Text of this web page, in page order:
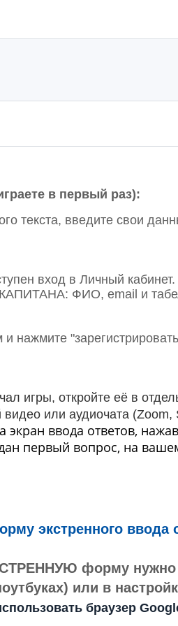
в первый раз):
текста, введите свои
вход в Личный
ФИО, email и
нажмите
игры, откройте её в
видео или аудиочата (Zoom,
ввода ответов,
первый вопрос, на
экстренного ввода
форму нужно
или в
браузер